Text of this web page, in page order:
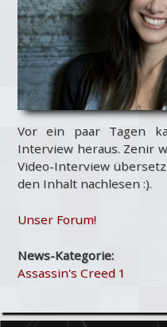
Vor ein paar Tagen
Interview heraus. Zenir
Video-Interview
den Inhalt nachlesen :).
Unser Forum!
News-Kategorie:
Assassin's Creed 1